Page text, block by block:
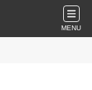
MENU